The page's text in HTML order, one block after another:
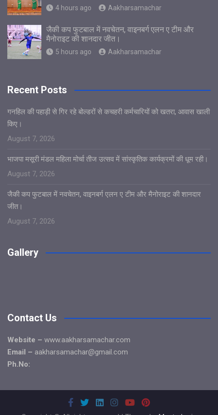
4 hours ago Aakharsamachar
जैकी कप फुटबाल में नवचेतन, वाइनबर्ग एलन ए टीम और
मैनोराइट की शानदार जीत।
5 hours ago Aakharsamachar
Recent Posts
गनहिल की पहाड़ी से गिर रहे बोल्डरों से कचहरी कर्मचारियों को खतरा, आवास खाली
किए।
August 7, 2026
भाजपा मसूरी मंडल महिला मोर्चा तीज उत्सव में सांस्कृतिक कार्यक्रमों की धूम रही।
August 7, 2026
जैकी कप फुटबाल में नवचेतन, वाइनबर्ग एलन ए टीम और मैनोराइट की शानदार
जीत।
August 7, 2026
Gallery
Contact Us
Website – www.aakharsamachar.com
Email – aakharsamachar@gmail.com
Ph.No: